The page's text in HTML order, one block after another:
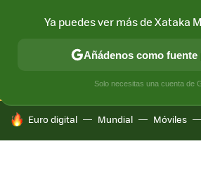
CONECTIVIDAD MÓVIL Y SOCIEDAD
HOY SE HABLA DE
Euro digital Mundial Móviles
Ya puedes ver más de Xataka
Añádenos como fuente
Solo necesitas una cuenta de